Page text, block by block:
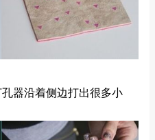
器沿着侧边打出很多小